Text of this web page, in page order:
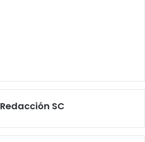
Redacción SC